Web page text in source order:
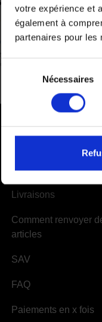
votre expérience et
également à
partenaires pour
Sélection
consentement
Nécessaires
COMMANDES
Paiements
Livraisons
Comment renvoyer
articles
SAV
FAQ
Paiements en x fois